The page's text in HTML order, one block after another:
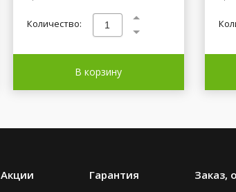
Количество:
В корзину
Акции Гарантия Заказ,